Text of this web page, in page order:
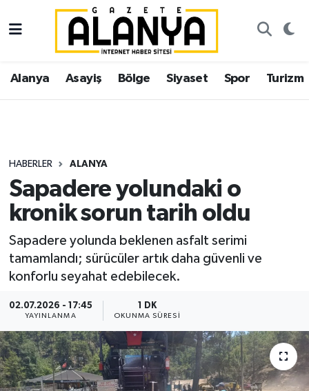
Alanya Asayiş Bölge Siyaset Spor Turizm
HABERLER ALANYA
Sapadere yolundaki o
kronik sorun tarih oldu
Sapadere yolunda beklenen asfalt serimi
tamamlandı; sürücüler artık daha güvenli ve
konforlu seyahat edebilecek.
02.07.2026 - 17:45
YAYINLANMA
1 DK
OKUNMA SÜRESI
Alanya
Asayiş
Siyaset
Spor
Ekonomi
İstanbul Nöbetçi Eczaneler
İstanbul Hava Durumu
Süper Lig Puan Durumu ve Fikstür
Tüm Manşetler
Haber Arşivi